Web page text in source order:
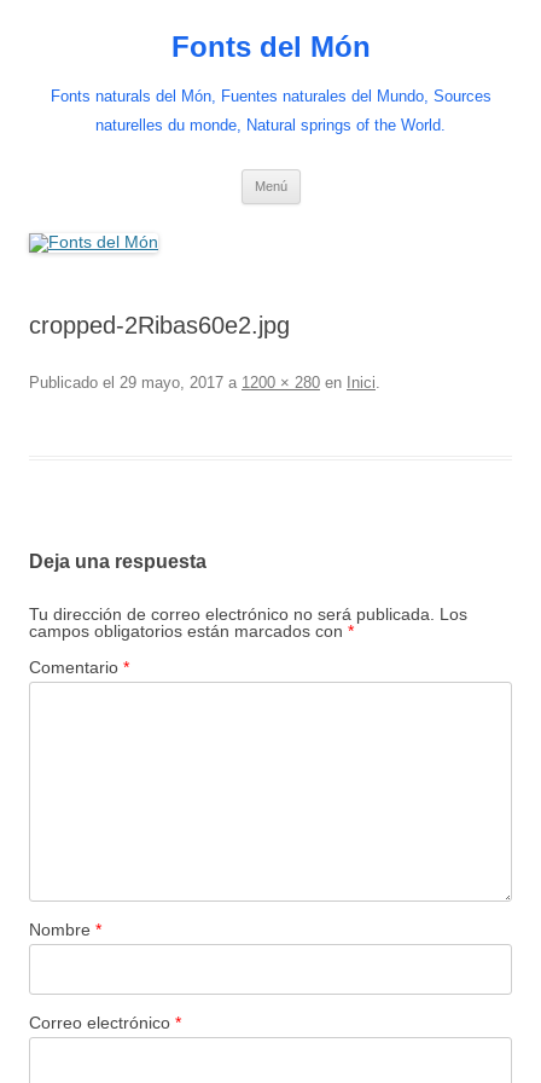
Fonts del Món
Fonts naturals del Món, Fuentes naturales del Mundo, Sources
naturelles du monde, Natural springs of the World.
Menú
cropped-2Ribas60e2.jpg
Publicado el 29 mayo, 2017 a 1200 × 280 en Inici.
Deja una respuesta
Tu dirección de correo electrónico no será publicada.
Los
campos obligatorios están marcados con *
Comentario *
Nombre *
Correo electrónico *